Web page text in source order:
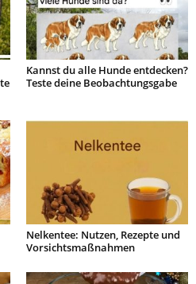
Kannst du alle Hunde entdecken?
Teste deine Beobachtungsgabe
Nelkentee: Nutzen, Rezepte und
Vorsichtsmaßnahmen